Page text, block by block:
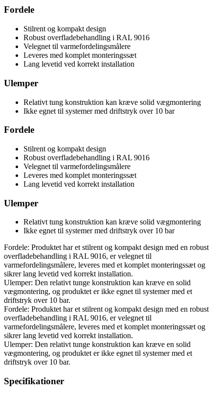
Fordele
Stilrent og kompakt design
Robust overfladebehandling i RAL 9016
Velegnet til varmefordelingsmålere
Leveres med komplet monteringssæt
Lang levetid ved korrekt installation
Ulemper
Relativt tung konstruktion kan kræve solid vægmontering
Ikke egnet til systemer med driftstryk over 10 bar
Fordele
Stilrent og kompakt design
Robust overfladebehandling i RAL 9016
Velegnet til varmefordelingsmålere
Leveres med komplet monteringssæt
Lang levetid ved korrekt installation
Ulemper
Relativt tung konstruktion kan kræve solid vægmontering
Ikke egnet til systemer med driftstryk over 10 bar
Fordele: Produktet har et stilrent og kompakt design med en robust
overfladebehandling i RAL 9016, er velegnet til
varmefordelingsmålere, leveres med et komplet monteringssæt og
sikrer lang levetid ved korrekt installation.
Ulemper: Den relativt tunge konstruktion kan kræve en solid
vægmontering, og produktet er ikke egnet til systemer med et
driftstryk over 10 bar.
Fordele: Produktet har et stilrent og kompakt design med en robust
overfladebehandling i RAL 9016, er velegnet til
varmefordelingsmålere, leveres med et komplet monteringssæt og
sikrer lang levetid ved korrekt installation.
Ulemper: Den relativt tunge konstruktion kan kræve en solid
vægmontering, og produktet er ikke egnet til systemer med et
driftstryk over 10 bar.
Specifikationer